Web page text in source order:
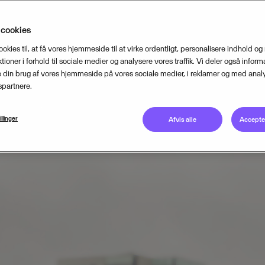
med at vækste
opkøbet af det digitale
til, at få vores hjemmeside til at virke ordentligt, personalisere indhold og
i forhold til sociale medier og analysere vores traffik. Vi deler også
brug af vores hjemmeside på vores sociale medier, i reklamer og med
Afvis alle